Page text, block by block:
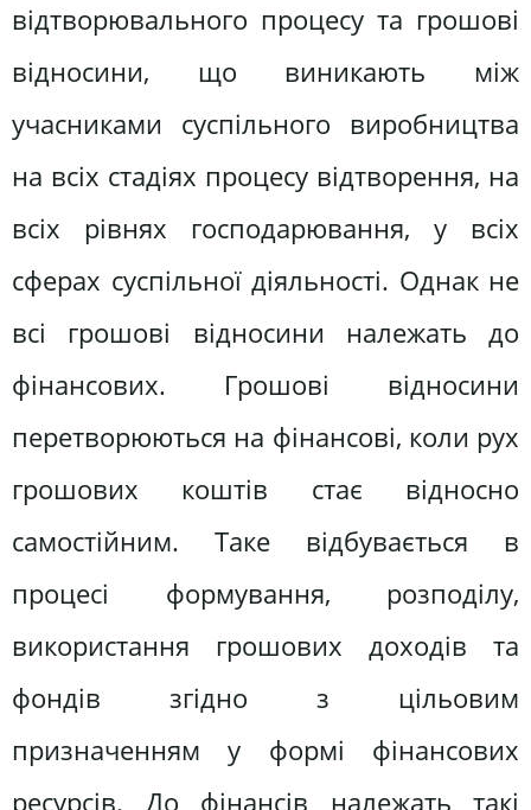
відтворювального процесу та грошові
відносини, що виникають між
учасниками суспільного виробництва
на всіх стадіях процесу відтворення, на
всіх рівнях господарювання, у всіх
сферах суспільної діяльності. Однак не
всі грошові відносини належать до
фінансових. Грошові відносини
перетворюються на фінансові, коли рух
грошових коштів стає відносно
самостійним. Таке відбувається в
процесі формування, розподілу,
використання грошових доходів та
фондів згідно з цільовим
призначенням у формі фінансових
ресурсів. До фінансів належать такі